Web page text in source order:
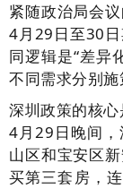
紧随政治局会
4月29日至30
同逻辑是“差异
不同需求分别
深圳政策的核心
4月29日晚间，
山区和宝安区
买第三套房，